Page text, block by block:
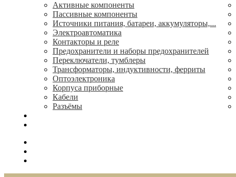
Активные компоненты
Пассивные компоненты
Источники питания, батареи, аккумуляторы,...
Электроавтоматика
Контакторы и реле
Предохранители и наборы предохранителей
Переключатели, тумблеры
Трансформаторы, индуктивности, ферриты
Oптоэлектроника
Корпуса приборные
Кабели
Разъёмы